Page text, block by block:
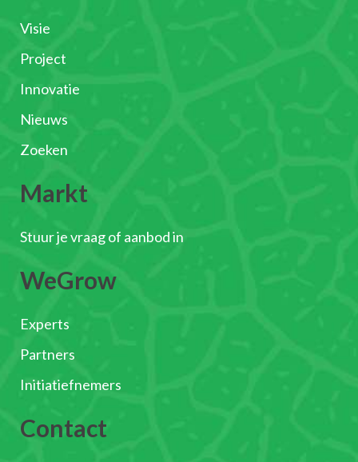
Visie
Project
Innovatie
Nieuws
Zoeken
Markt
Stuur je vraag of aanbod in
WeGrow
Experts
Partners
Initiatiefnemers
Contact